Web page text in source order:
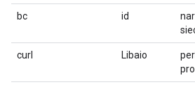
bc id
curl Libaio